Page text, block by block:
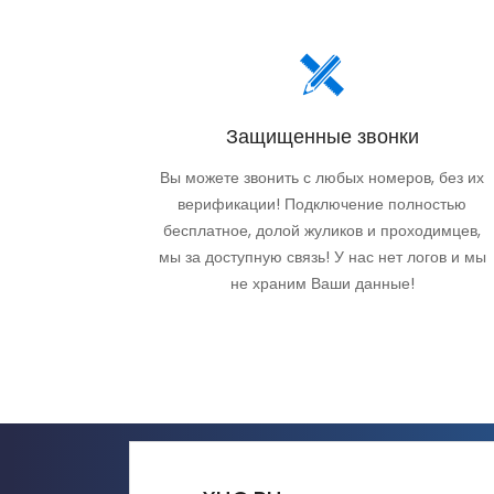
Защищенные звонки
Вы можете звонить с любых номеров, без их
верификации! Подключение полностью
бесплатное, долой жуликов и проходимцев,
мы за доступную связь! У нас нет логов и мы
не храним Ваши данные!